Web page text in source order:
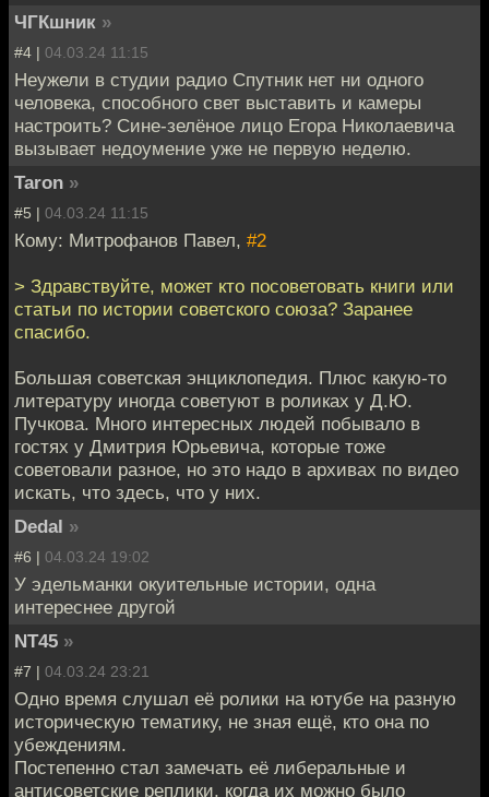
ЧГКшник »
#4 | 04.03.24 11:15
Неужели в студии радио Спутник нет ни одного
человека, способного свет выставить и камеры
настроить? Сине-зелёное лицо Егора Николаевича
вызывает недоумение уже не первую неделю.
Taron »
#5 | 04.03.24 11:15
Кому: Митрофанов Павел, #2
> Здравствуйте, может кто посоветовать книги или
статьи по истории советского союза? Заранее
спасибо.
Большая советская энциклопедия. Плюс какую-то
литературу иногда советуют в роликах у Д.Ю.
Пучкова. Много интересных людей побывало в
гостях у Дмитрия Юрьевича, которые тоже
советовали разное, но это надо в архивах по видео
искать, что здесь, что у них.
Dedal »
#6 | 04.03.24 19:02
У эдельманки окуительные истории, одна
интереснее другой
NT45 »
#7 | 04.03.24 23:21
Одно время слушал её ролики на ютубе на разную
историческую тематику, не зная ещё, кто она по
убеждениям.
Постепенно стал замечать её либеральные и
антисоветские реплики, когда их можно было